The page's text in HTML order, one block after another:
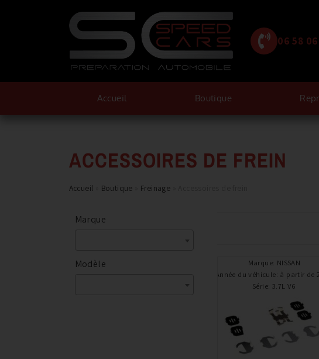
06 58
Accueil Boutique
ACCESSOIRES DE FREIN
Accueil Boutique Freinage
Marque
Modèle Marque: NISSAN
Année du véhicule: à partir de
Série: 3.7L V6